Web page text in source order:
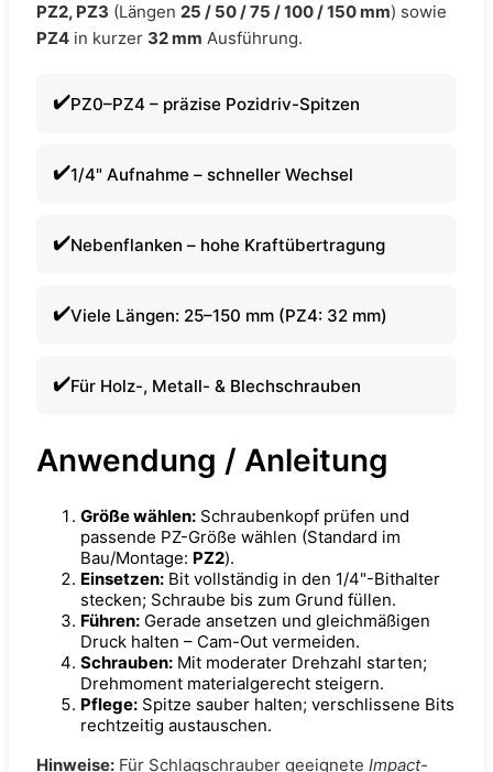
PZ2, PZ3 (Längen 25 / 50 / 75 / 100 / 150 mm) sowie
PZ4 in kurzer 32 mm Ausführung.
PZ0–PZ4 – präzise Pozidriv-Spitzen
1/4" Aufnahme – schneller Wechsel
Nebenflanken – hohe Kraftübertragung
Viele Längen: 25–150 mm (PZ4: 32 mm)
Für Holz-, Metall- & Blechschrauben
Anwendung / Anleitung
Größe wählen: Schraubenkopf prüfen und
passende PZ-Größe wählen (Standard im
Bau/Montage: PZ2).
Einsetzen: Bit vollständig in den 1/4"-Bithalter
stecken; Schraube bis zum Grund füllen.
Führen: Gerade ansetzen und gleichmäßigen
Druck halten – Cam-Out vermeiden.
Schrauben: Mit moderater Drehzahl starten;
Drehmoment materialgerecht steigern.
Pflege: Spitze sauber halten; verschlissene Bits
rechtzeitig austauschen.
Hinweise: Für Schlagschrauber geeignete Impact-